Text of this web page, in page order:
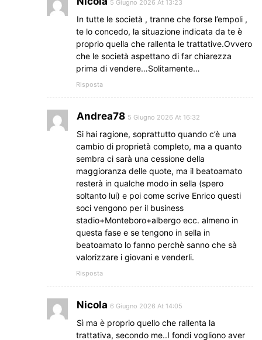
5 Giugno 2026 At 13:23
In tutte le società , tranne che forse l’empoli ,
te lo concedo, la situazione indicata da te è
proprio quella che rallenta le trattative.Ovvero
che le società aspettano di far chiarezza
prima di vendere…Solitamente…
Risposta
Andrea78 5 Giugno 2026 At 16:32
Si hai ragione, soprattutto quando c’è una
cambio di proprietà completo, ma a quanto
sembra ci sarà una cessione della
maggioranza delle quote, ma il beatoamato
resterà in qualche modo in sella (spero
soltanto lui) e poi come scrive Enrico questi
soci vengono per il business
stadio+Monteboro+albergo ecc. almeno in
questa fase e se tengono in sella in
beatoamato lo fanno perchè sanno che sà
valorizzare i giovani e venderli.
Risposta
Nicola 6 Giugno 2026 At 14:05
Sì ma è proprio quello che rallenta la
trattativa, secondo me..I fondi vogliono aver